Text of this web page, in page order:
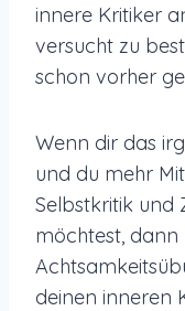
innere Kritiker
versucht zu
schon vorher
Wenn dir das
und du mehr
Selbstkritik und
möchtest, dann
deinen inneren